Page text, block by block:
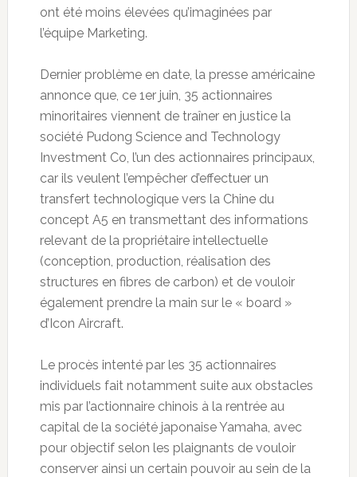
ont été moins élevées qu’imaginées par
l’équipe Marketing.
Dernier problème en date, la presse américaine
annonce que, ce 1er juin, 35 actionnaires
minoritaires viennent de traîner en justice la
société Pudong Science and Technology
Investment Co, l’un des actionnaires principaux,
car ils veulent l’empêcher d’effectuer un
transfert technologique vers la Chine du
concept A5 en transmettant des informations
relevant de la propriétaire intellectuelle
(conception, production, réalisation des
structures en fibres de carbon) et de vouloir
également prendre la main sur le « board »
d’Icon Aircraft.
Le procès intenté par les 35 actionnaires
individuels fait notamment suite aux obstacles
mis par l’actionnaire chinois à la rentrée au
capital de la société japonaise Yamaha, avec
pour objectif selon les plaignants de vouloir
conserver ainsi un certain pouvoir au sein de la